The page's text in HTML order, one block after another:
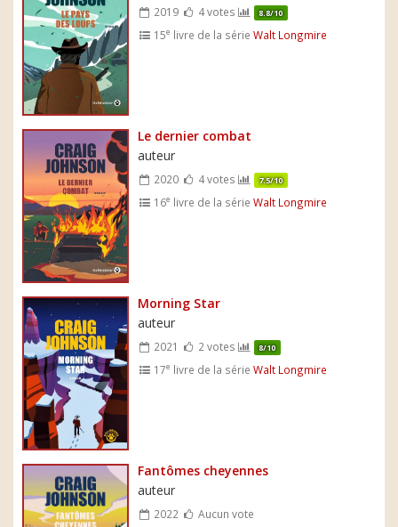
2019 4 votes 8.8/10
15e livre de la sérieWalt Longmire
Le dernier combat
auteur
2020 4 votes 7.5/10
16e livre de la sérieWalt Longmire
Morning Star
auteur
2021 2 votes 8/10
17e livre de la sérieWalt Longmire
Fantômes cheyennes
auteur
2022
Aucun vote